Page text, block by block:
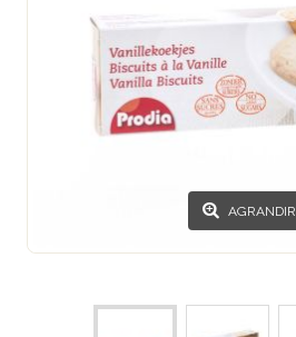
AGRANDIR